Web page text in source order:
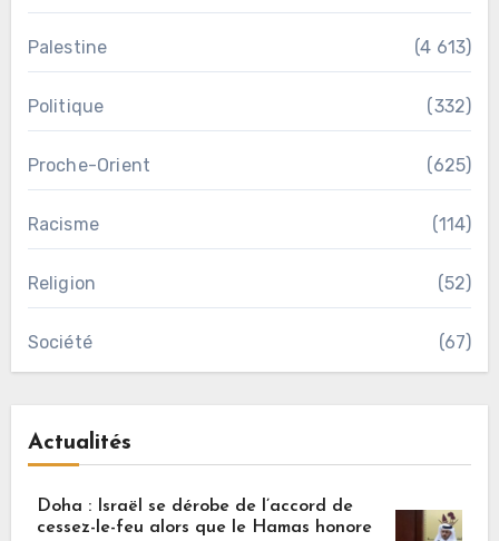
Palestine (4 613)
Politique (332)
Proche-Orient (625)
Racisme (114)
Religion (52)
Société (67)
Actualités
Doha : Israël se dérobe de l’accord de
cessez-le-feu alors que le Hamas honore